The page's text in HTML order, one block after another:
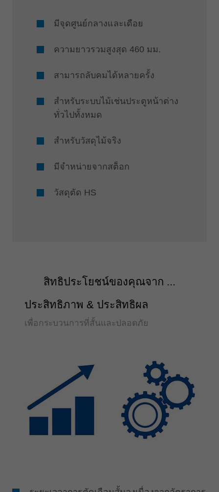
มีจุดศูนย์กลางและเดือย
ความยาวรวมสูงสุด 460 มม.
สามารถลับคมได้หลายครั้ง
สำหรับระบบไม้เช่นประตูหน้าต่าง
ทั่วไปทั้งหมด
สำหรับวัสดุไม้จริง
มีจำหน่ายจากสต็อก
วัสดุตัด HS
สิทธิประโยชน์ของคุณจาก ...
ประสิทธิภาพ & ประสิทธิผล
เพื่อกระบวนการที่สั้นและปลอดภัย